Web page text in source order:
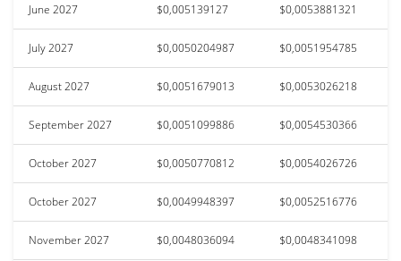
June 2027 $0,005139127 $0,0053881321
July 2027 $0,0050204987 $0,0051954785
August 2027 $0,0051679013 $0,0053026218
September 2027 $0,0051099886 $0,0054530366
October 2027 $0,0050770812 $0,0054026726
October 2027 $0,0049948397 $0,0052516776
November 2027 $0,0048036094 $0,0048341098